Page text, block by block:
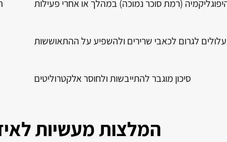
להיפוגליקמיה (רמת סוכר נמוכה) במהלך או אחרי פעילות
עלולים לגרום לכאבי שרירים ולהשפיע על ההתאוששות
סיכון מוגבר להתייבשות ולחוסר אלקטרוליטים
המלצות מעשיות